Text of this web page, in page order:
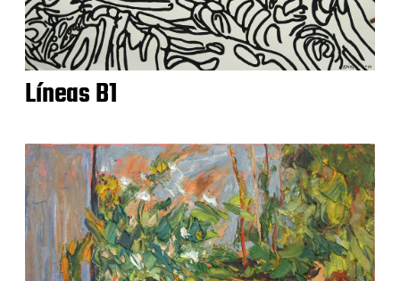
Líneas B1